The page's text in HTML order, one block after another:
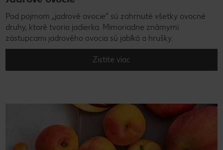
Pod pojmom „jadrové ovocie“ sú zahrnuté všetky ovocné
druhy, ktoré tvoria jadierka. Mimoriadne známymi
zástupcami jadrového ovocia sú jablká a hrušky.
Zistite viac